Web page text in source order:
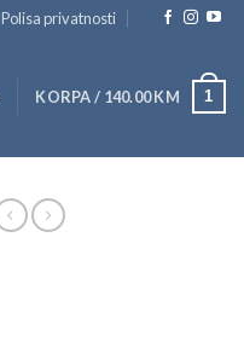
Polisa privatnosti
KORPA / 140.00KM 1